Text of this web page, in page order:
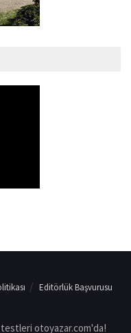
Editörlük Başvurusu
otoyazar.com'da!